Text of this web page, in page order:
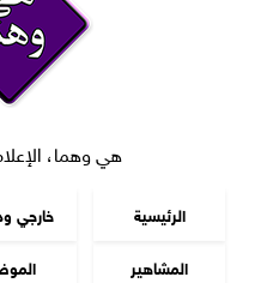
هي وهما،
الرئيسية خارجي
المشاهير